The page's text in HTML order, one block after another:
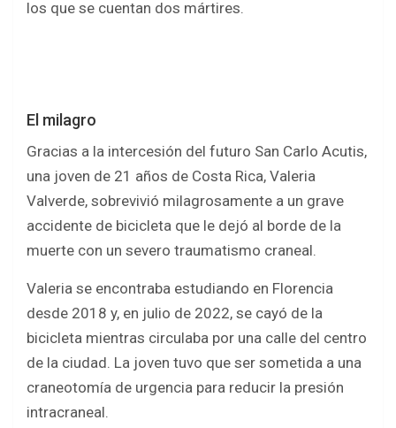
los que se cuentan dos mártires.
El milagro
Gracias a la intercesión del futuro San Carlo Acutis,
una joven de 21 años de Costa Rica, Valeria
Valverde, sobrevivió milagrosamente a un grave
accidente de bicicleta que le dejó al borde de la
muerte con un severo traumatismo craneal.
Valeria se encontraba estudiando en Florencia
desde 2018 y, en julio de 2022, se cayó de la
bicicleta mientras circulaba por una calle del centro
de la ciudad. La joven tuvo que ser sometida a una
craneotomía de urgencia para reducir la presión
intracraneal.